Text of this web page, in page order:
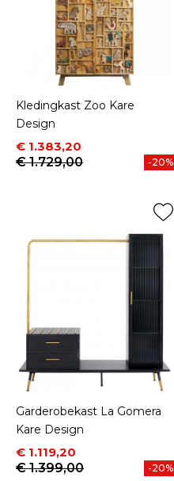
Kledingkast Zoo Kare
Design
Prijs
€ 1.383,20
Normale prijs
€ 1.729,00
-20%
Garderobekast La Gomera
Kare Design
Prijs
€ 1.119,20
Normale prijs
€ 1.399,00
-20%